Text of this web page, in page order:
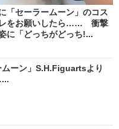
「セーラームーン」のコス
をお願いしたら…… 衝撃
に「どっちがどっち!...
ムーン」S.H.Figuartsより